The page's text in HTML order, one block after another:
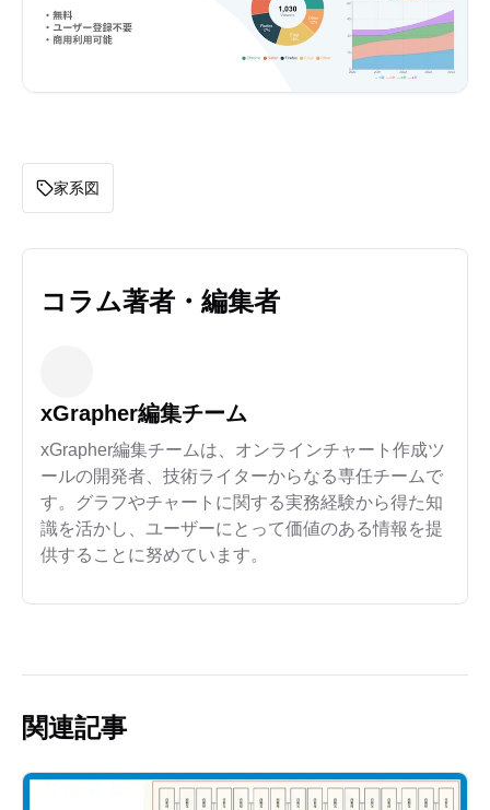
家系図
コラム著者・編集者
xGrapher編集チーム
xGrapher編集チームは、オンラインチャート作成ツ
ールの開発者、技術ライターからなる専任チームで
す。グラフやチャートに関する実務経験から得た知
識を活かし、ユーザーにとって価値のある情報を提
供することに努めています。
関連記事